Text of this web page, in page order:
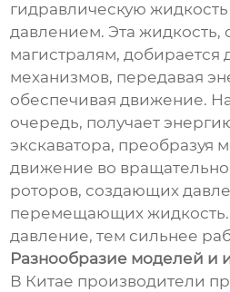
гидравлическую
давлением. Эта жидкость,
магистралям, добирается
механизмов, передавая
обеспечивая движение.
очередь, получает
экскаватора, преобразуя
движение во
роторов, создающих
перемещающих
давление, тем сильнее
Разнообразие моделей и
В Китае производители